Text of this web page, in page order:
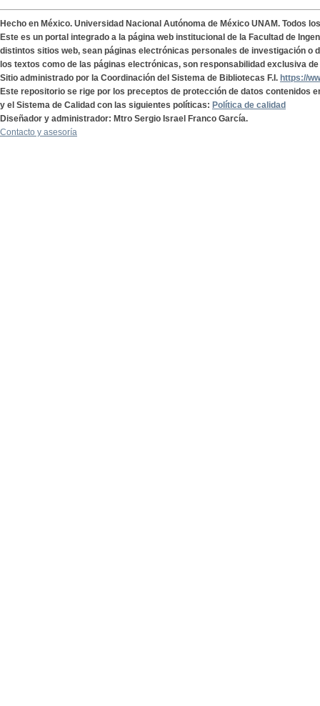
Hecho en México. Universidad Nacional Autónoma de México UNAM. Todos
Este es un portal integrado a la página web institucional de la Facultad de
distintos sitios web, sean páginas electrónicas personales de investigación o
los textos como de las páginas electrónicas, son responsabilidad exclusiva
Sitio administrado por la Coordinación del Sistema de Bibliotecas F.I. https://
Este repositorio se rige por los preceptos de protección de datos contenidos
y el Sistema de Calidad con las siguientes políticas: Política de calidad
Diseñador y administrador: Mtro Sergio Israel Franco García.
Contacto y asesoría